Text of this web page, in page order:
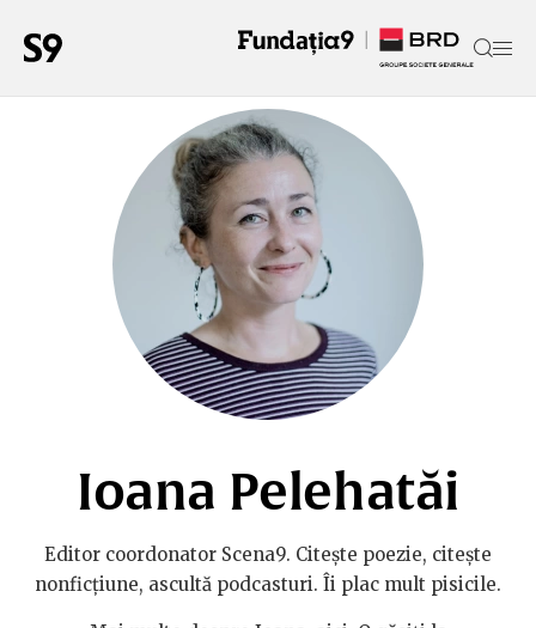
Ioana Pelehatăi
Editor coordonator Scena9. Citește poezie, citește
nonficțiune, ascultă podcasturi. Îi plac mult pisicile.